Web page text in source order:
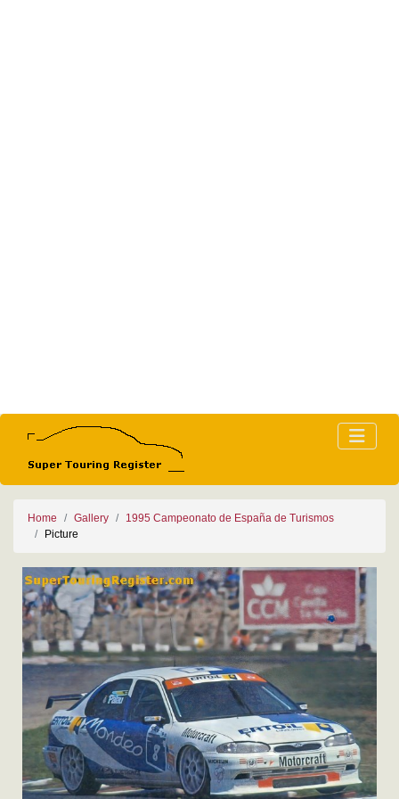
Home Gallery
1995 Campeonato de España de Turismos
Picture